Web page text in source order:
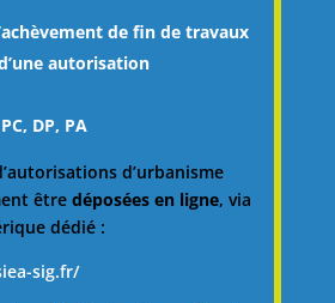
de fin de travaux
autorisation
DP, PA
d’urbanisme
être déposées en ligne, via
dédié :
sig.fr/